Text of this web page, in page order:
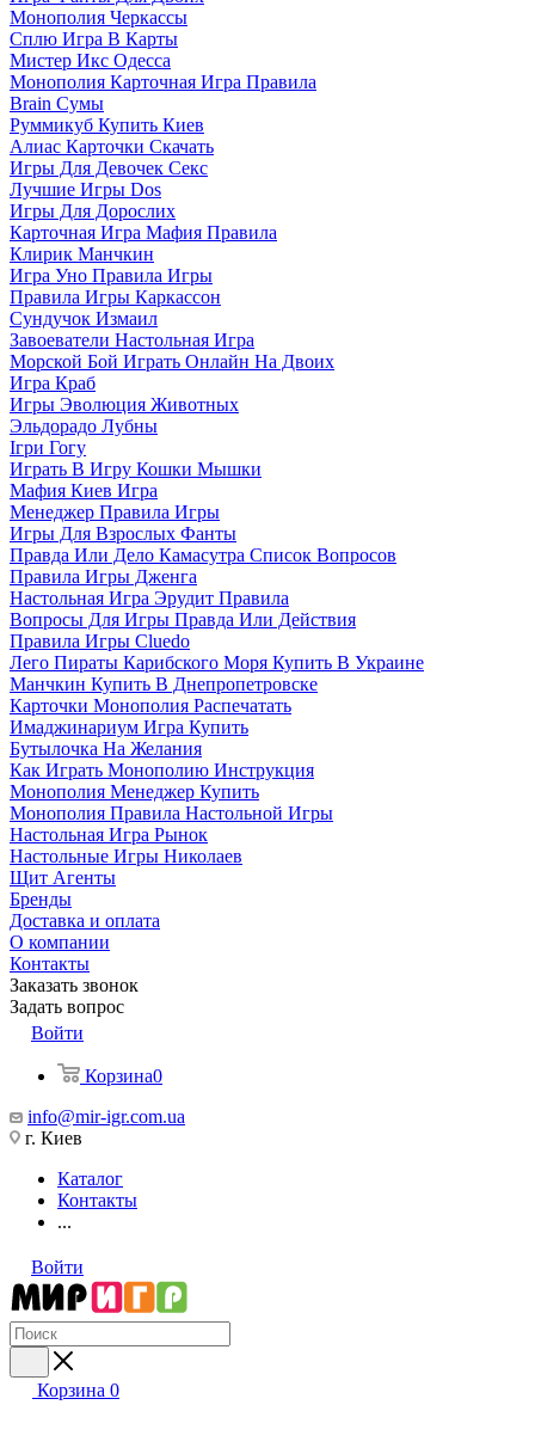
Монополия Черкассы
Сплю Игра В Карты
Мистер Икс Одесса
Монополия Карточная Игра Правила
Brain Сумы
Руммикуб Купить Киев
Алиас Карточки Скачать
Игры Для Девочек Секс
Лучшие Игры Dos
Игры Для Дорослих
Карточная Игра Мафия Правила
Клирик Манчкин
Игра Уно Правила Игры
Правила Игры Каркассон
Сундучок Измаил
Завоеватели Настольная Игра
Морской Бой Играть Онлайн На Двоих
Игра Краб
Игры Эволюция Животных
Эльдорадо Лубны
Ігри Гогу
Играть В Игру Кошки Мышки
Мафия Киев Игра
Менеджер Правила Игры
Игры Для Взрослых Фанты
Правда Или Дело Камасутра Список Вопросов
Правила Игры Дженга
Настольная Игра Эрудит Правила
Вопросы Для Игры Правда Или Действия
Правила Игры Cluedo
Лего Пираты Карибского Моря Купить В Украине
Манчкин Купить В Днепропетровске
Карточки Монополия Распечатать
Имаджинариум Игра Купить
Бутылочка На Желания
Как Играть Монополию Инструкция
Монополия Менеджер Купить
Монополия Правила Настольной Игры
Настольная Игра Рынок
Настольные Игры Николаев
Щит Агенты
Бренды
Доставка и оплата
О компании
Контакты
Заказать звонок
Задать вопрос
Войти
Корзина0
info@mir-igr.com.ua
г. Киев
Каталог
Контакты
...
Войти
Корзина 0